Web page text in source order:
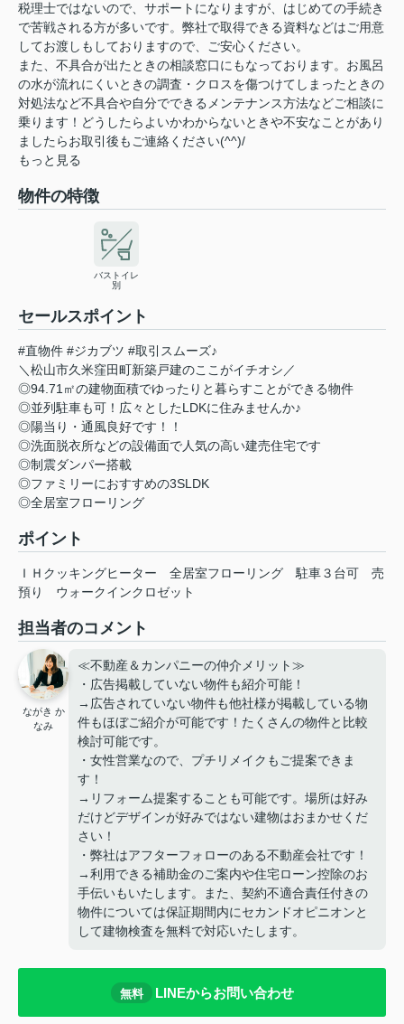
税理士ではないので、サポートになりますが、はじめての手続き
で苦戦される方が多いです。弊社で取得できる資料などはご用意
してお渡しもしておりますので、ご安心ください。
また、不具合が出たときの相談窓口にもなっております。お風呂
の水が流れにくいときの調査・クロスを傷つけてしまったときの
対処法など不具合や自分でできるメンテナンス方法などご相談に
乗ります！どうしたらよいかわからないときや不安なことがあり
ましたらお取引後もご連絡ください(^^)/
もっと見る
物件の特徴
バストイレ
別
セールスポイント
#直物件 #ジカブツ #取引スムーズ♪
＼松山市久米窪田町新築戸建のここがイチオシ／
◎94.71㎡の建物面積でゆったりと暮らすことができる物件
◎並列駐車も可！広々としたLDKに住みませんか♪
◎陽当り・通風良好です！！
◎洗面脱衣所などの設備面で人気の高い建売住宅です
◎制震ダンパー搭載
◎ファミリーにおすすめの3SLDK
◎全居室フローリング
ポイント
ＩＨクッキングヒーター 全居室フローリング 駐車３台可
売
預り
ウォークインクロゼット
担当者のコメント
ながき か
なみ
≪不動産＆カンパニーの仲介メリット≫
・広告掲載していない物件も紹介可能！
→広告されていない物件も他社様が掲載している物
件もほぼご紹介が可能です！たくさんの物件と比較
検討可能です。
・女性営業なので、プチリメイクもご提案できま
す！
→リフォーム提案することも可能です。場所は好み
だけどデザインが好みではない建物はおまかせくだ
さい！
・弊社はアフターフォローのある不動産会社です！
→利用できる補助金のご案内や住宅ローン控除のお
手伝いもいたします。また、契約不適合責任付きの
物件については保証期間内にセカンドオピニオンと
して建物検査を無料で対応いたします。
無料 LINEからお問い合わせ